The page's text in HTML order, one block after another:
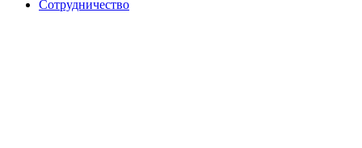
Сотрудничество